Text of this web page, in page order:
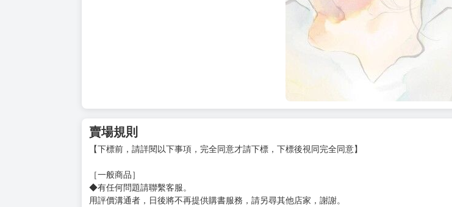
賣場規則
【下標前，請詳閱以下事項，完全同意才請下標，下標後視同完全同意】
［一般商品］
◆有任何問題請聯繫客服。
用評價溝通者，日後將不再提供購書服務，請另尋其他店家，謝謝。